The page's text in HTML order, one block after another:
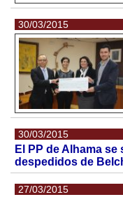
30/03/2015
30/03/2015
El PP de Alhama
despedidos de
27/03/2015